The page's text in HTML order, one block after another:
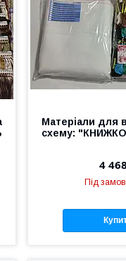
Матеріали для
схему:
4
Під